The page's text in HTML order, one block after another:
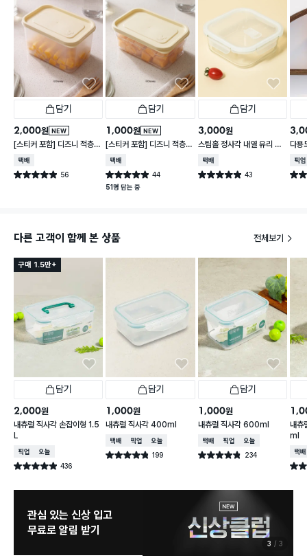
담기
NEW
2,000원
[스티커 포함] 디즈니 적층
가능한 말랑핏 2.7 L 아이보
택배배송
별점 4.9점 56
건 작성
담기
NEW
1,000원
[스티커 포함] 디즈니 적층
가능한 말랑핏 600 ml 아
이보리
택배배송
별점 4.9점 44
건 작성
51명 담는 중
담기
3,000원
스팀홀 정사각 내열 유리 찬
통 1.2 L
택배배송
별점 4.9점 43
건 작성
다용
매장
별점
다른 고객이 함께 본 상품 전체보기
구매 1.5만+
담기
2,000원
내츄럴 직사각 손잡이형 1.5
L
매장픽업오늘배송
별점 4.9점 436
건 작성
담기
1,000원
내츄럴 직사각 400ml
택배배송매장픽업오늘배송
별점 4.8점 199
건 작성
담기
1,000원
내츄럴 직사각 600ml
택배배송매장픽업오늘배송
별점 4.8점 234
건 작성
내츄
ml
택배
별점
관심 있는 신상 입고
무료로 알림 받기
3 3